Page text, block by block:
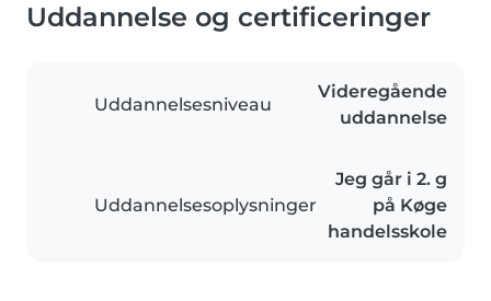
Uddannelse og certificeringer
Uddannelsesniveau
Videregående
uddannelse
Uddannelsesoplysninger
Jeg går i 2. g
på Køge
handelsskole